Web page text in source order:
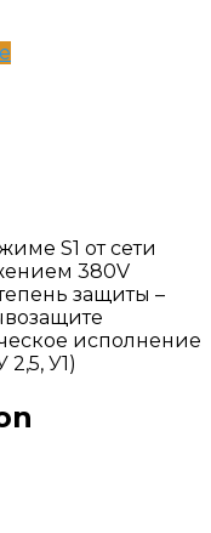
S1 от сети
380V
защиты –
исполнение
У1)